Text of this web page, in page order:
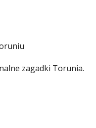
zagadki Torunia.